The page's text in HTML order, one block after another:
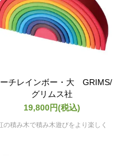
チレインボー・大 GRIMS/
グリムス社
19,800円(税込)
の積み木で積み木遊びをより楽しく